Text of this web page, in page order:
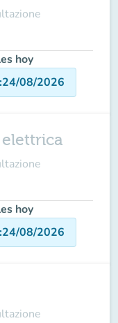
hoy
:24/08/2026
elettrica
hoy
:24/08/2026